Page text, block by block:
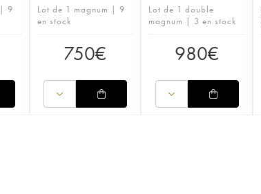
| 9
Lot de 1 magnum | 9
en stock
750€
Lot de 1 double
magnum | 3 en stock
980€